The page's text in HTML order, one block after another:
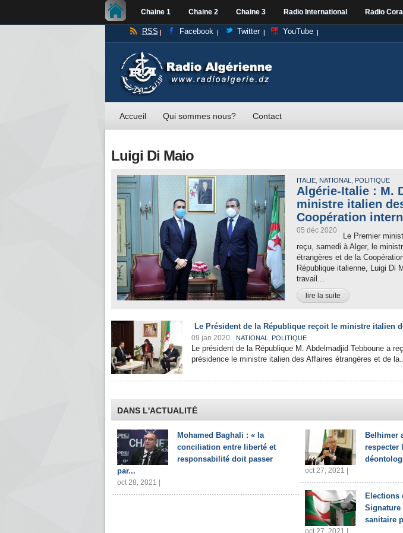
Chaine 1 Chaine 2 Chaine 3 Radio International Radio
RSS Facebook Twitter YouTube
Accueil Qui sommes nous? Contact
Luigi Di Maio
ITALIE, NATIONAL , POLITIQUE
Algérie-Italie : M.
ministre italien
Coopération
05 déc 2020
Le Premier
reçu, samedi à Alger, le
étrangères et de la
République italienne, Luigi Di
travail...
lire la suite
Le Président de la République reçoit le ministre italien
09 jan 2020 NATIONAL , POLITIQUE
Le président de la République M. Abdelmadjid Tebboune a
présidence le ministre italien des Affaires étrangères et de
DANS L'ACTUALITÉ
Mohamed Baghali : « la
conciliation entre liberté et
responsabilité doit passer
par...
oct 28, 2021 |
Belhimer
respecter
oct 27, 2021 |
Elections
sanitaire
oct 27, 2021 |